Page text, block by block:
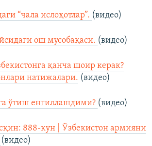
“чала ислоҳотлар”. (видео)
ош мусобақаси. (видео)
қанча шоир керак?
натижалари. (видео)
ўтиш енгиллашдими? (видео)
888-кун | Ўзбекистон армияни
(видео)